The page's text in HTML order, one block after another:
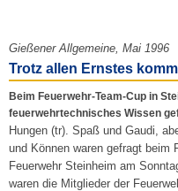
Gießener Allgemeine, Mai 1996
Trotz allen Ernstes
Beim Feuerwehr-Team-Cup in
feuerwehrtechnisches Wissen
Hungen (tr). Spaß und Gaudi,
und Können waren gefragt beim
Feuerwehr Steinheim am
waren die Mitglieder der